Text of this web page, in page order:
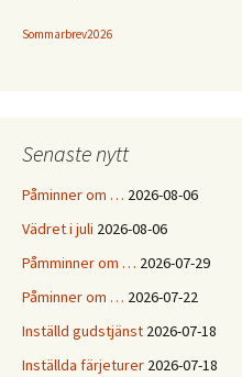
Sommarbrev2026
Senaste nytt
Påminner om … 2026-08-06
Vädret i juli 2026-08-06
Påmminner om … 2026-07-29
Påminner om … 2026-07-22
Inställd gudstjänst 2026-07-18
Inställda färjeturer 2026-07-18